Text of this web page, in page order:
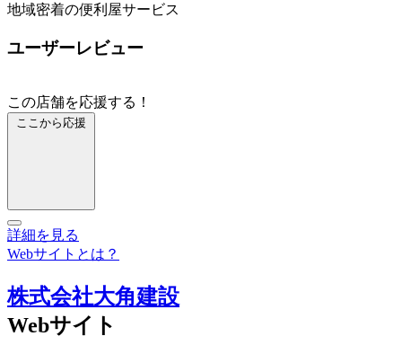
地域密着の便利屋サービス
ユーザーレビュー
この店舗を応援する！
ここから応援
詳細を見る
Webサイトとは？
株式会社大角建設
Webサイト